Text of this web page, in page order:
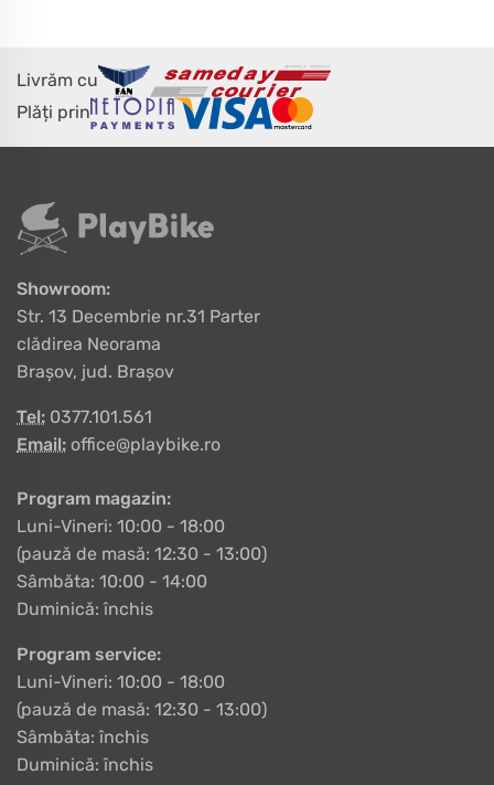
Livrăm cu
Plăți prin
Showroom:
Str. 13 Decembrie nr.31 Parter
clădirea Neorama
Brașov, jud. Brașov
Tel: 0377.101.561
Email: office@playbike.ro
Program magazin:
Luni-Vineri: 10:00 - 18:00
(pauză de masă: 12:30 - 13:00)
Sâmbăta: 10:00 - 14:00
Duminică: închis
Program service:
Luni-Vineri: 10:00 - 18:00
(pauză de masă: 12:30 - 13:00)
Sâmbăta: închis
Duminică: închis